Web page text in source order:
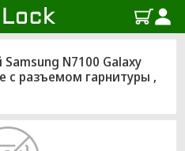
N7100 Galaxy
с разъемом гарнитуры ,